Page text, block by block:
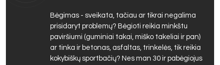
Bėgimas - sveikata, tačiau ar tikrai negalima
prisidaryt problemų? Bėgioti reikia minkštu
paviršiumi (guminiai takai, miško takeliai ir pan)
ar tinka ir betonas, asfaltas, trinkelės, tik reikia
kokybiškų sportbačių? Nes man 30 ir pabėgiojus